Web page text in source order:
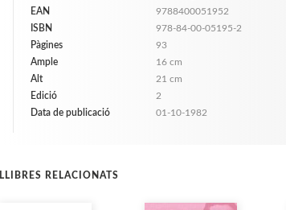
EAN
9788400051952
ISBN
978-84-00-05195-2
Pàgines
93
Ample
16 cm
Alt
21 cm
Edició
2
Data de publicació
01-10-1982
LLIBRES RELACIONATS